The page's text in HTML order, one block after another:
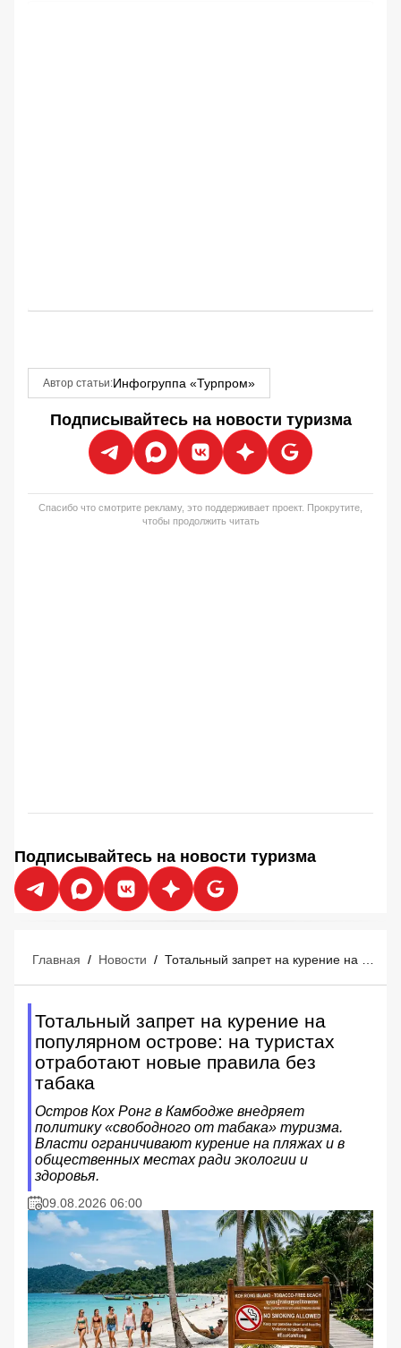
Автор статьи:Инфогруппа «Турпром»
Подписывайтесь на новости туризма
Спасибо что смотрите рекламу, это поддерживает проект. Прокрутите,
чтобы продолжить читать
Подписывайтесь на новости туризма
Главная / Новости /
Тотальный запрет на курение на
популярном острове: на туристах
отработают новые правила без
табака
Остров Кох Ронг в Камбодже внедряет
политику «свободного от табака» туризма.
Власти ограничивают курение на пляжах и в
общественных местах ради экологии и
здоровья.
09.08.2026 06:00